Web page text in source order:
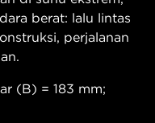
berat: lalu lintas
perjalanan
(B) = 183 mm;